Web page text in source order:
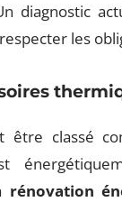
diagnostic
les
classé
rénovation